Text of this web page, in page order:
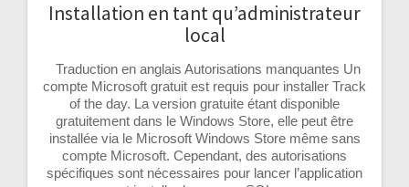
Installation en tant qu’administrateur
local
Traduction en anglais Autorisations manquantes Un
compte Microsoft gratuit est requis pour installer Track
of the day. La version gratuite étant disponible
gratuitement dans le Windows Store, elle peut être
installée via le Microsoft Windows Store même sans
compte Microsoft. Cependant, des autorisations
spécifiques sont nécessaires pour lancer l’application